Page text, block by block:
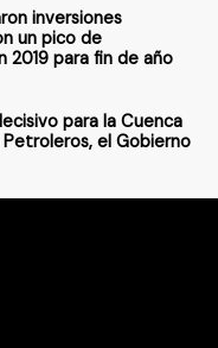
inversiones
un pico de
2019 para fin de año
para la Cuenca
el Gobierno